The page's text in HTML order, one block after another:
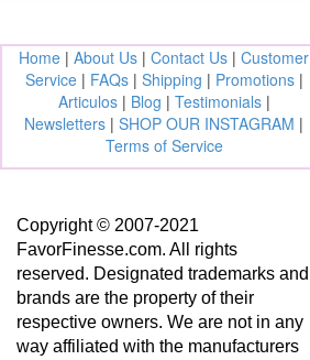
Home |About Us |Contact Us |Customer
Service| FAQs| Shipping | Promotions|
Articulos| Blog | Testimonials|
Newsletters |SHOP OUR INSTAGRAM |
Terms of Service
Copyright © 2007-2021
FavorFinesse.com. All rights
reserved. Designated trademarks and
brands are the property of their
respective owners. We are not in any
way affiliated with the manufacturers